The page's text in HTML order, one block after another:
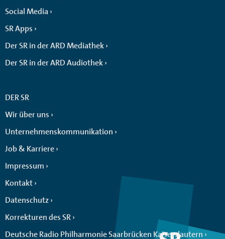
Social Media
SR Apps
Der SR in der ARD Mediathek
Der SR in der ARD Audiothek
DER SR
Wir über uns
Unternehmenskommunikation
Job & Karriere
Impressum
Kontakt
Datenschutz
Korrekturen des SR
Deutsche Radio Philharmonie Saarbrücken Kaiserslautern